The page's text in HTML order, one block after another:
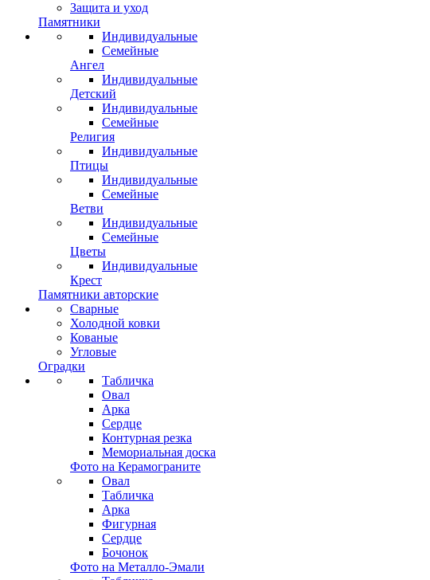
Защита и уход
Памятники
Индивидуальные
Семейные
Ангел
Индивидуальные
Детский
Индивидуальные
Семейные
Религия
Индивидуальные
Птицы
Индивидуальные
Семейные
Ветви
Индивидуальные
Семейные
Цветы
Индивидуальные
Крест
Памятники авторские
Сварные
Холодной ковки
Кованые
Угловые
Оградки
Табличка
Овал
Арка
Сердце
Контурная резка
Мемориальная доска
Фото на Керамограните
Овал
Табличка
Арка
Фигурная
Сердце
Бочонок
Фото на Металло-Эмали